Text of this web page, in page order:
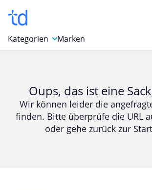
Kategorien
Bücher & Magazine
Computer & Elektronik
Entertainment & Media
Marken
Oups, das ist eine
Wir können leider die
finden. Bitte überprüfe die URL
oder gehe zurück zur